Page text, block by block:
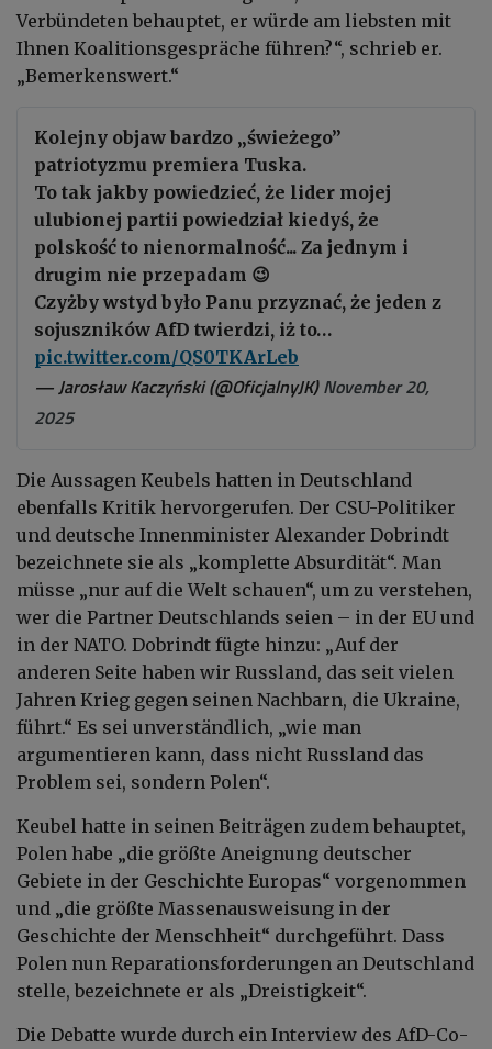
Verbündeten behauptet, er würde am liebsten mit
Ihnen Koalitionsgespräche führen?“, schrieb er.
„Bemerkenswert.“
Kolejny objaw bardzo „świeżego”
patriotyzmu premiera Tuska.
To tak jakby powiedzieć, że lider mojej
ulubionej partii powiedział kiedyś, że
polskość to nienormalność... Za jednym i
drugim nie przepadam 😉
Czyżby wstyd było Panu przyznać, że jeden z
sojuszników AfD twierdzi, iż to…
pic.twitter.com/QS0TKArLeb
— Jarosław Kaczyński (@OficjalnyJK)November 20,
2025
Die Aussagen Keubels hatten in Deutschland
ebenfalls Kritik hervorgerufen. Der CSU-Politiker
und deutsche Innenminister Alexander Dobrindt
bezeichnete sie als „komplette Absurdität“. Man
müsse „nur auf die Welt schauen“, um zu verstehen,
wer die Partner Deutschlands seien – in der EU und
in der NATO. Dobrindt fügte hinzu: „Auf der
anderen Seite haben wir Russland, das seit vielen
Jahren Krieg gegen seinen Nachbarn, die Ukraine,
führt.“ Es sei unverständlich, „wie man
argumentieren kann, dass nicht Russland das
Problem sei, sondern Polen“.
Keubel hatte in seinen Beiträgen zudem behauptet,
Polen habe „die größte Aneignung deutscher
Gebiete in der Geschichte Europas“ vorgenommen
und „die größte Massenausweisung in der
Geschichte der Menschheit“ durchgeführt. Dass
Polen nun Reparationsforderungen an Deutschland
stelle, bezeichnete er als „Dreistigkeit“.
Die Debatte wurde durch ein Interview des AfD-Co-